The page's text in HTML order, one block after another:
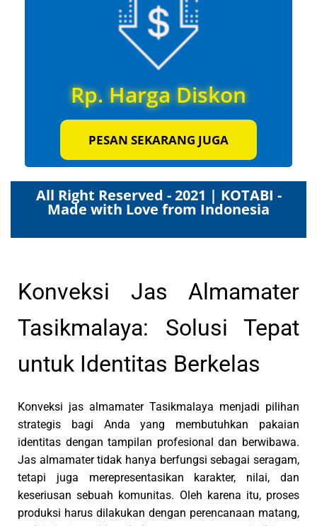
Rp. Harga Diskon
PESAN SEKARANG JUGA
All Right Reserved - 2021 | KOTABI -
Made with Love from Indonesia
Konveksi Jas Almamater
Tasikmalaya: Solusi Tepat
untuk Identitas Berkelas
Konveksi jas almamater Tasikmalaya menjadi pilihan
strategis bagi Anda yang membutuhkan pakaian
identitas dengan tampilan profesional dan berwibawa.
Jas almamater tidak hanya berfungsi sebagai seragam,
tetapi juga merepresentasikan karakter, nilai, dan
keseriusan sebuah komunitas. Oleh karena itu, proses
produksi harus dilakukan dengan perencanaan matang,